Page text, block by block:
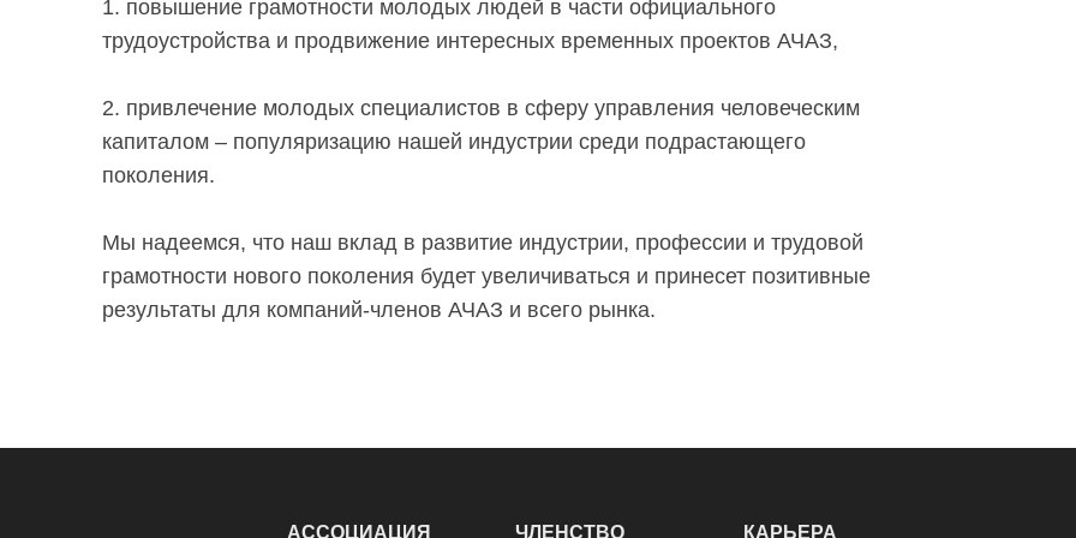
1. повышение грамотности молодых людей в части официального
трудоустройства и продвижение интересных временных проектов АЧАЗ,
2. привлечение молодых специалистов в сферу управления человеческим
капиталом – популяризацию нашей индустрии среди подрастающего
поколения.
Мы надеемся, что наш вклад в развитие индустрии, профессии и трудовой
грамотности нового поколения будет увеличиваться и принесет позитивные
результаты для компаний-членов АЧАЗ и всего рынка.
АССОЦИАЦИЯ ЧЛЕНСТВО КАРЬЕРА